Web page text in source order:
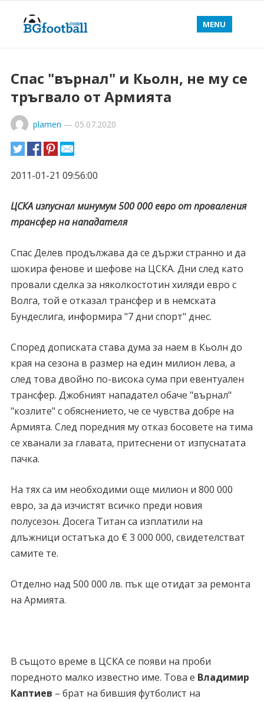
MENU
Спас "върнал" и Кьолн, не му се
тръгвало от Армията
plamen — 05.07.2020
2011-01-21 09:56:00
ЦСКА изпуснал минумум 500 000 евро от проваления
трансфер на нападателя
Спас Делев продължава да се държи странно и да
шокира фенове и шефове на ЦСКА. Дни след като
провали сделка за няколкостотин хиляди евро с
Волга, той е отказал трансфер и в немската
Бундеслига, информира "7 дни спорт" днес.
Според дописката става дума за наем в Кьолн до
края на сезона в размер на един милион лева, а
след това двойно по-висока сума при евентуален
трансфер. Джобният нападател обаче "върнал"
"козлите" с обяснението, че се чувства добре на
Армията. След поредния му отказ босовете на тима
се хванали за главата, притеснени от изпуснатата
пачка.
На тях са им необходими още милион и 800 000
евро, за да изчистят всичко преди новия
полусезон. Досега Титан са изплатили на
длъжници остатъка до € 3 000 000, свидетелстват
самите те.
Отделно над 500 000 лв. пък ще отидат за ремонта
на Армията.
В същото време в ЦСКА се появи на проби
поредното малко известно име. Това е Владимир
Каптиев – брат на бившия футболист на